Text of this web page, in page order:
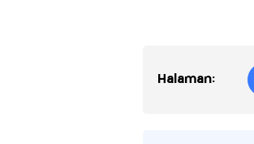
Halaman: